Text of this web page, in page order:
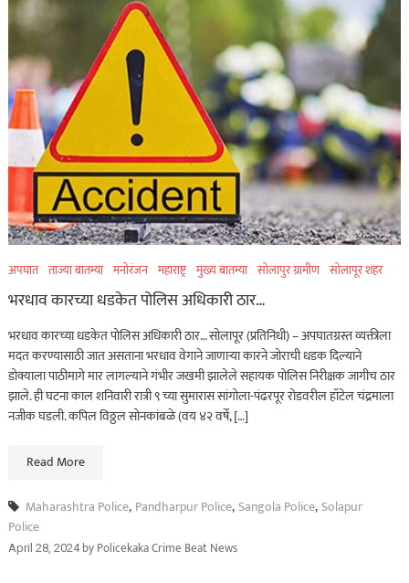
अपघात ताज्या बातम्या मनोरंजन महाराष्ट्र मुख्य बातम्या सोलापुर ग्रामीण सोलापूर शहर
भरधाव कारच्या धडकेत पोलिस अधिकारी ठार…
भरधाव कारच्या धडकेत पोलिस अधिकारी ठार… सोलापूर (प्रतिनिधी) – अपघातग्रस्त व्यक्तीला
मदत करण्यासाठी जात असताना भरधाव वेगाने जाणाऱ्या कारने जोराची धडक दिल्याने
डोक्याला पाठीमागे मार लागल्याने गंभीर जखमी झालेले सहायक पोलिस निरीक्षक जागीच ठार
झाले. ही घटना काल शनिवारी रात्री ९ च्या सुमारास सांगोला-पंढरपूर रोडवरील हॉटेल चंद्रमाला
नजीक घडली. कपिल विठ्ठल सोनकांबळे (वय ४२ वर्षे, […]
Read More
Maharashtra Police, Pandharpur Police,Sangola Police,Solapur
Police
April 28, 2024byPolicekaka Crime Beat News